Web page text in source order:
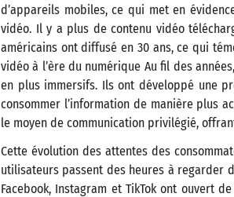
d’appareils mobiles, ce qui met en
vidéo​. Il y a plus de contenu vidéo
américains ont diffusé en 30 ans, ce qui
vidéo à l’ère du numérique​ Au fil des
en plus immersifs. Ils ont développé une
consommer l’information de manière plus
le moyen de communication privilégié,
Cette évolution des attentes des
utilisateurs passent des heures à regarder
Facebook, Instagram et TikTok ont ouvert